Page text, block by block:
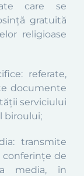
care se
gratuită
religioase
referate,
documente
serviciului
biroului;
transmite
conferințe de
media, în